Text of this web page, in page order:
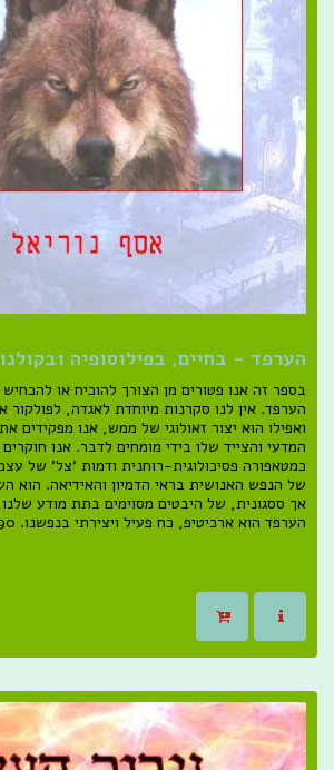
הערפד - בחיים, בפילוסופיה
בספר זה אנו פטורים מן הצורך להוכיח או
הערפד. אין לנו סקרנות מיוחדת לאגדה, לפולקור
ואפילו הוא יצור זאולוגי של ממש, אנו מפקידים
המדעי והצייד שלו בידי מומחים לדבר. אנו
כמטאפורה פסיכולוגית-רוחנית ודמות 'צל' של
של הנפש האנושית בראי הדמיון והאידיאה. הוא
אך ססגונית, של היבטים מסוימים בתת מודע
הערפד הוא ארכיטיפ, כח פעיל ויצירתי בנפשנו. 190 עמ'